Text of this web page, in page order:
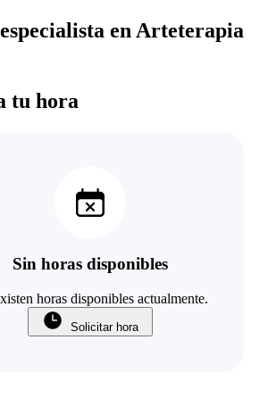
en Arteterapia
tu hora
Sin horas disponibles
horas disponibles actualmente.
Solicitar hora